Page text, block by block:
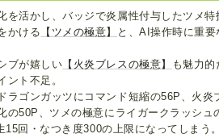
活かし、バッジで炎属性付与したツメ特
かける 【ツメの極意】
と、AI操作時に重
ブが嬉しい 【火炎ブレスの極意】
も魅力
ント不足。
ラゴンガッツにコマンド短縮の56P、火炎
の50P、ツメの極意にライガークラッシ
回・なつき度300の上限になってしまう